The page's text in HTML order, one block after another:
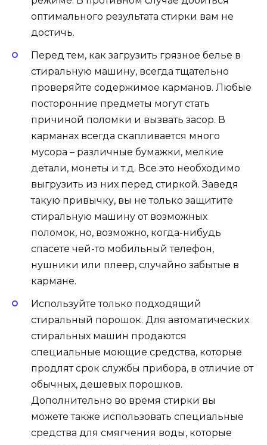
оптимального результата стирки вам не
достичь.
Перед тем, как загрузить грязное белье в
стиральную машину, всегда тщательно
проверяйте содержимое карманов. Любые
посторонние предметы могут стать
причиной поломки и вызвать засор. В
карманах всегда скапливается много
мусора – различные бумажки, мелкие
детали, монеты и т.д. Все это необходимо
выгрузить из них перед стиркой. Заведя
такую привычку, вы не только защитите
стиральную машину от возможных
поломок, но, возможно, когда-нибудь
спасете чей-то мобильный телефон,
нушники или плеер, случайно забытые в
кармане.
Используйте только подходящий
стиральный порошок. Для автоматических
стиральных машин продаются
специальные моющие средства, которые
продлят срок службы прибора, в отличие от
обычных, дешевых порошков.
Дополнительно во время стирки вы
можете также использовать специальные
средства для смягчения воды, которые